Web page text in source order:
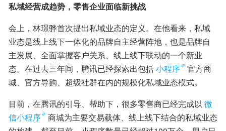
私域经营成趋势，零售企业面临新挑战
会上，林璟骅首次提出私域业态的定义。在他看来，私域
业态是线上线下一体化的品牌自主经营阵地，也是品牌自
主发展、全面掌握客户关系、线上线下联动的一个新业
态。在过去三年间，腾讯已经探索出包括小程序
官方商
城、官方导购、超级社群在内的规模化私域业态模式。
目前，在腾讯的引导、帮助下，很多零售商已经完成以 微
信小程序
商城为主要交易载体、线上线下结合的私域业态